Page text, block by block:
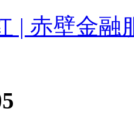
| 赤壁金融